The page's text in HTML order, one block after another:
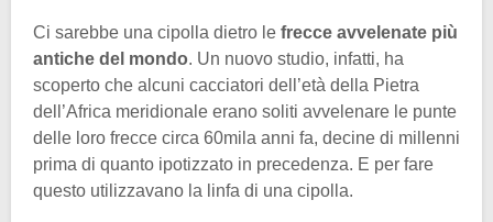
Ci sarebbe una cipolla dietro le frecce avvelenate più
antiche del mondo. Un nuovo studio, infatti, ha
scoperto che alcuni cacciatori dell’età della Pietra
dell’Africa meridionale erano soliti avvelenare le punte
delle loro frecce circa 60mila anni fa, decine di millenni
prima di quanto ipotizzato in precedenza. E per fare
questo utilizzavano la linfa di una cipolla.